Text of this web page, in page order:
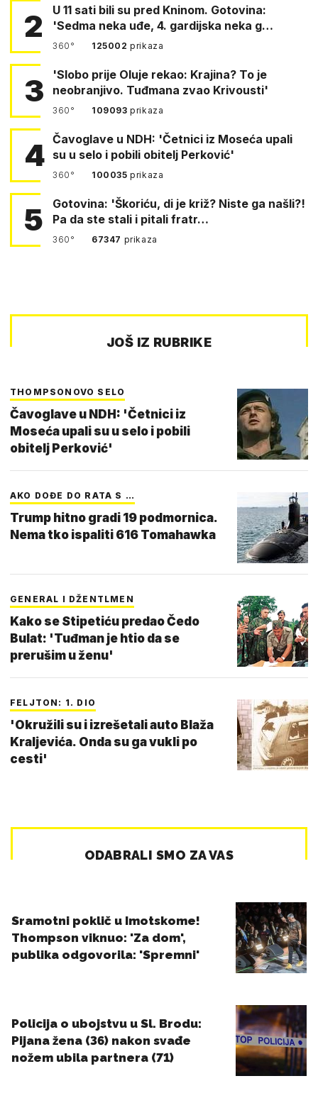
2
U 11 sati bili su pred Kninom. Gotovina:
'Sedma neka uđe, 4. gardijska neka g…
360° 125002prikaza
3
'Slobo prije Oluje rekao: Krajina? To je
neobranjivo. Tuđmana zvao Krivousti'
360° 109093prikaza
4 Čavoglave u NDH: 'Četnici iz Moseća upali
su u selo i pobili obitelj Perković'
360° 100035prikaza
5
Gotovina: 'Škoriću, di je križ? Niste ga našli?!
Pa da ste stali i pitali fratr…
360° 67347 prikaza
JOŠ IZ RUBRIKE
THOMPSONOVO SELO
Čavoglave u NDH: 'Četnici iz
Moseća upali su u selo i pobili
obitelj Perković'
AKO DOĐE DO RATA S …
Trump hitno gradi 19 podmornica.
Nema tko ispaliti 616 Tomahawka
GENERAL I DŽENTLMEN
Kako se Stipetiću predao Čedo
Bulat: 'Tuđman je htio da se
prerušim u ženu'
FELJTON: 1. DIO
'Okružili su i izrešetali auto Blaža
Kraljevića. Onda su ga vukli po
cesti'